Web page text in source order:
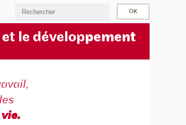
et le développement
vie.